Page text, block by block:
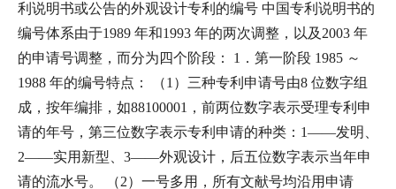
利说明书或公告的外观设计专利的编号 中国专利说明书的
编号体系由于1989 年和1993 年的两次调整，以及2003 年
的申请号调整，而分为四个阶段： 1．第一阶段 1985 ～
1988 年的编号特点： （1）三种专利申请号由8 位数字组
成，按年编排，如88100001，前两位数字表示受理专利申
请的年号，第三位数字表示专利申请的种类：1——发明、
2——实用新型、3——外观设计，后五位数字表示当年申
请的流水号。 （2）一号多用，所有文献号均沿用申请